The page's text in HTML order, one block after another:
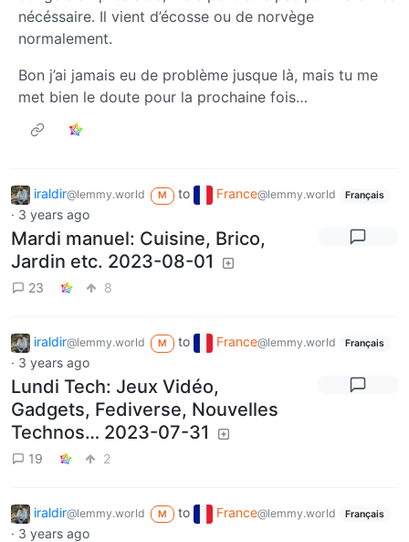
nécéssaire. Il vient d’écosse ou de norvège
normalement.
Bon j’ai jamais eu de problème jusque là, mais tu me
met bien le doute pour la prochaine fois…
iraldir@lemmy.world M to France@lemmy.world Français
· 3 years ago
Mardi manuel: Cuisine, Brico,
Jardin etc. 2023-08-01
23 8
iraldir@lemmy.world M to France@lemmy.world Français
· 3 years ago
Lundi Tech: Jeux Vidéo,
Gadgets, Fediverse, Nouvelles
Technos… 2023-07-31
19 2
iraldir@lemmy.world M to France@lemmy.world Français
· 3 years ago